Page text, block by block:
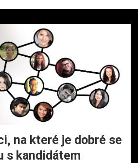
na které je dobré se
s kandidátem